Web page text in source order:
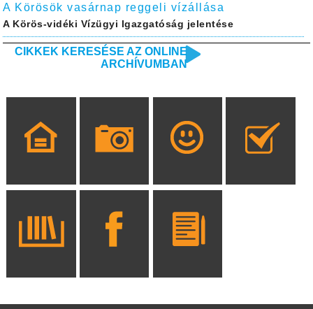
A Körösök vasárnap reggeli vízállása
A Körös-vidéki Vízügyi Igazgatóság jelentése
CIKKEK KERESÉSE AZ ONLINE
ARCHÍVUMBAN